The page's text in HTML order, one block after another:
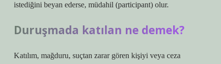
istediğini beyan ederse, müdahil (participant) olur.
Duruşmada katılan ne demek?
Katılım, mağduru, suçtan zarar gören kişiyi veya ceza